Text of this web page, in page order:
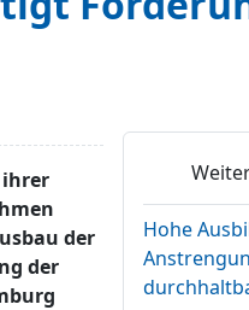
ihrer
der
der
Hohe